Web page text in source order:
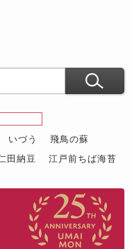
いづう
飛鳥の蘇
田納豆
江戸前ちば海苔